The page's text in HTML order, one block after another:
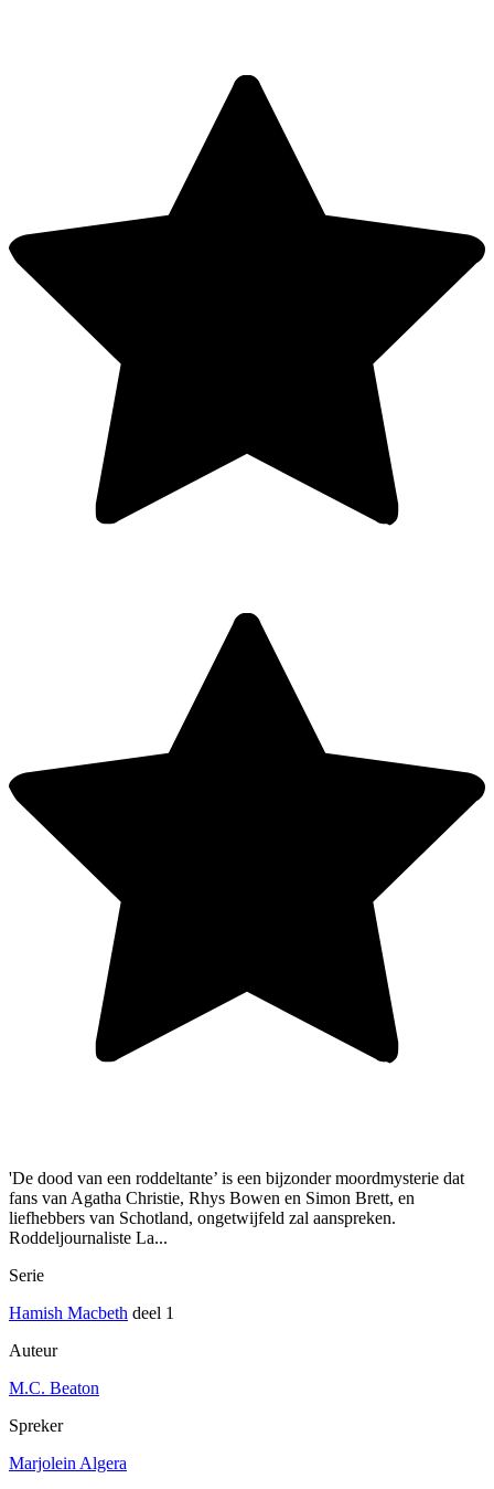
'De dood van een roddeltante’ is een bijzonder moordmysterie dat
fans van Agatha Christie, Rhys Bowen en Simon Brett, en
liefhebbers van Schotland, ongetwijfeld zal aanspreken.
Roddeljournaliste La...
Serie
Hamish Macbeth deel 1
Auteur
M.C. Beaton
Spreker
Marjolein Algera